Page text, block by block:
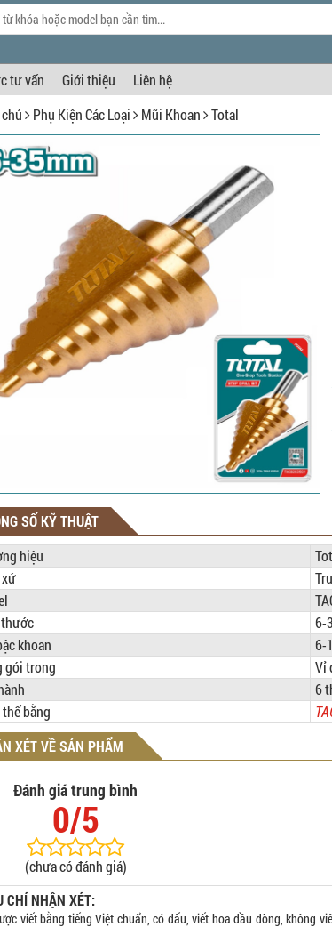
tư vấn Giới thiệu
Liên hệ
Phụ Kiện Các Loại Mũi Khoan Total
SỐ KỸ THUẬT
hiệu
6-
khoan
6-
gói trong
Vỉ
6
bằng
XÉT VỀ SẢN PHẨM
Đánh giá trung bình
0/5
(chưa có đánh giá)
CHÍ NHẬN XÉT:
viết bằng tiếng Việt chuẩn, có dấu, viết hoa đầu dòng, không